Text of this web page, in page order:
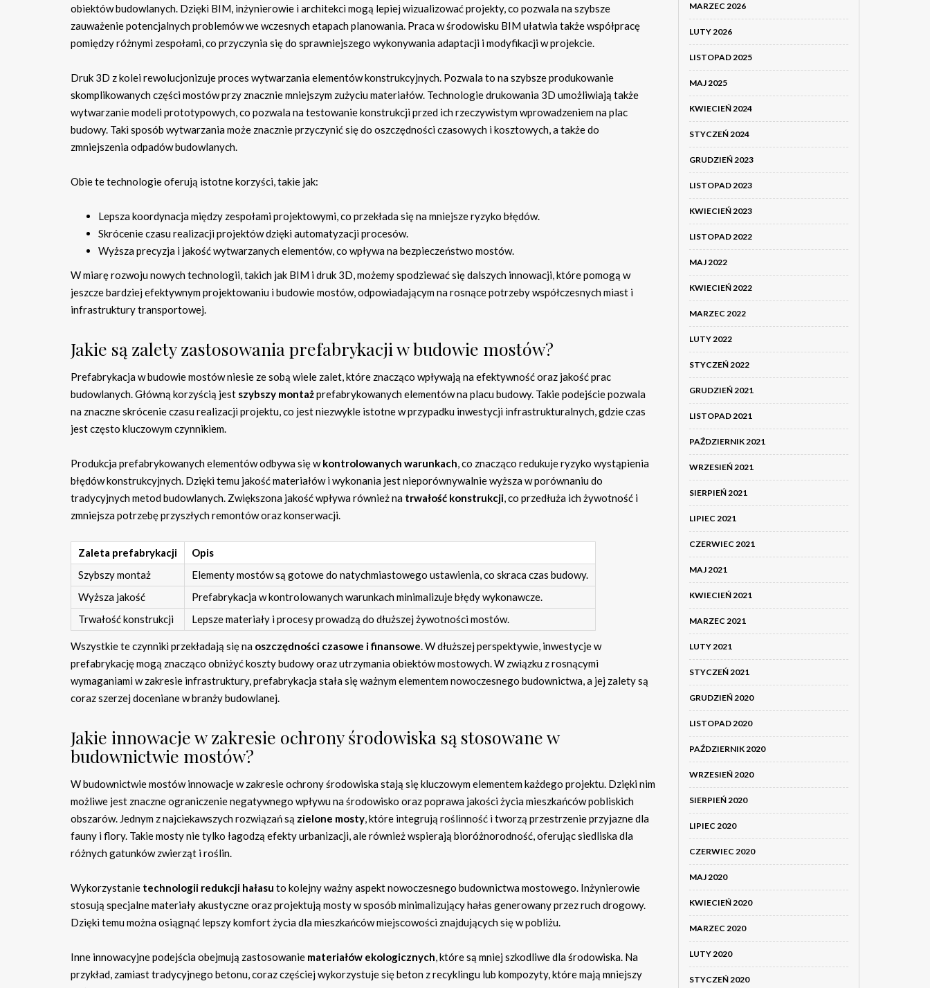
obiektów budowlanych. Dzięki BIM, inżynierowie i architekci mogą lepiej wizualizować projekty, co pozwala na szybsze
zauważenie potencjalnych problemów we wczesnych etapach planowania. Praca w środowisku BIM ułatwia także współpracę
pomiędzy różnymi zespołami, co przyczynia się do sprawniejszego wykonywania adaptacji i modyfikacji w projekcie.
Druk 3D z kolei rewolucjonizuje proces wytwarzania elementów konstrukcyjnych. Pozwala to na szybsze produkowanie
skomplikowanych części mostów przy znacznie mniejszym zużyciu materiałów. Technologie drukowania 3D umożliwiają także
wytwarzanie modeli prototypowych, co pozwala na testowanie konstrukcji przed ich rzeczywistym wprowadzeniem na plac
budowy. Taki sposób wytwarzania może znacznie przyczynić się do oszczędności czasowych i kosztowych, a także do
zmniejszenia odpadów budowlanych.
Obie te technologie oferują istotne korzyści, takie jak:
Lepsza koordynacja między zespołami projektowymi, co przekłada się na mniejsze ryzyko błędów.
Skrócenie czasu realizacji projektów dzięki automatyzacji procesów.
Wyższa precyzja i jakość wytwarzanych elementów, co wpływa na bezpieczeństwo mostów.
W miarę rozwoju nowych technologii, takich jak BIM i druk 3D, możemy spodziewać się dalszych innowacji, które pomogą w
jeszcze bardziej efektywnym projektowaniu i budowie mostów, odpowiadającym na rosnące potrzeby współczesnych miast i
infrastruktury transportowej.
Jakie są zalety zastosowania prefabrykacji w budowie mostów?
Prefabrykacja w budowie mostów niesie ze sobą wiele zalet, które znacząco wpływają na efektywność oraz jakość prac
budowlanych. Główną korzyścią jest szybszy montażprefabrykowanych elementów na placu budowy. Takie podejście pozwala
na znaczne skrócenie czasu realizacji projektu, co jest niezwykle istotne w przypadku inwestycji infrastrukturalnych, gdzie czas
jest często kluczowym czynnikiem.
Produkcja prefabrykowanych elementów odbywa się wkontrolowanych warunkach, co znacząco redukuje ryzyko wystąpienia
błędów konstrukcyjnych. Dzięki temu jakość materiałów i wykonania jest nieporównywalnie wyższa w porównaniu do
tradycyjnych metod budowlanych. Zwiększona jakość wpływa również na trwałość konstrukcji, co przedłuża ich żywotność i
zmniejsza potrzebę przyszłych remontów oraz konserwacji.
Zaleta prefabrykacji
Opis
Szybszy montaż
Elementy mostów są gotowe do natychmiastowego ustawienia, co skraca czas budowy.
Wyższa jakość
Prefabrykacja w kontrolowanych warunkach minimalizuje błędy wykonawcze.
Trwałość konstrukcji
Lepsze materiały i procesy prowadzą do dłuższej żywotności mostów.
Wszystkie te czynniki przekładają się na oszczędności czasowe i finansowe. W dłuższej perspektywie, inwestycje w
prefabrykację mogą znacząco obniżyć koszty budowy oraz utrzymania obiektów mostowych. W związku z rosnącymi
wymaganiami w zakresie infrastruktury, prefabrykacja stała się ważnym elementem nowoczesnego budownictwa, a jej zalety są
coraz szerzej doceniane w branży budowlanej.
Jakie innowacje w zakresie ochrony środowiska są stosowane w
budownictwie mostów?
W budownictwie mostów innowacje w zakresie ochrony środowiska stają się kluczowym elementem każdego projektu. Dzięki nim
możliwe jest znaczne ograniczenie negatywnego wpływu na środowisko oraz poprawa jakości życia mieszkańców pobliskich
obszarów. Jednym z najciekawszych rozwiązań są zielone mosty, które integrują roślinność i tworzą przestrzenie przyjazne dla
fauny i flory. Takie mosty nie tylko łagodzą efekty urbanizacji, ale również wspierają bioróżnorodność, oferując siedliska dla
różnych gatunków zwierząt i roślin.
Wykorzystanie technologii redukcji hałasu to kolejny ważny aspekt nowoczesnego budownictwa mostowego. Inżynierowie
stosują specjalne materiały akustyczne oraz projektują mosty w sposób minimalizujący hałas generowany przez ruch drogowy.
Dzięki temu można osiągnąć lepszy komfort życia dla mieszkańców miejscowości znajdujących się w pobliżu.
Inne innowacyjne podejścia obejmują zastosowanie materiałów ekologicznych, które są mniej szkodliwe dla środowiska. Na
przykład, zamiast tradycyjnego betonu, coraz częściej wykorzystuje się beton z recyklingu lub kompozyty, które mają mniejszy
MARZEC 2026
LUTY 2026
LISTOPAD 2025
MAJ 2025
KWIECIEŃ 2024
STYCZEŃ 2024
GRUDZIEŃ 2023
LISTOPAD 2023
KWIECIEŃ 2023
LISTOPAD 2022
MAJ 2022
KWIECIEŃ 2022
MARZEC 2022
LUTY 2022
STYCZEŃ 2022
GRUDZIEŃ 2021
LISTOPAD 2021
PAŹDZIERNIK 2021
WRZESIEŃ 2021
SIERPIEŃ 2021
LIPIEC 2021
CZERWIEC 2021
MAJ 2021
KWIECIEŃ 2021
MARZEC 2021
LUTY 2021
STYCZEŃ 2021
GRUDZIEŃ 2020
LISTOPAD 2020
PAŹDZIERNIK 2020
WRZESIEŃ 2020
SIERPIEŃ 2020
LIPIEC 2020
CZERWIEC 2020
MAJ 2020
KWIECIEŃ 2020
MARZEC 2020
LUTY 2020
STYCZEŃ 2020